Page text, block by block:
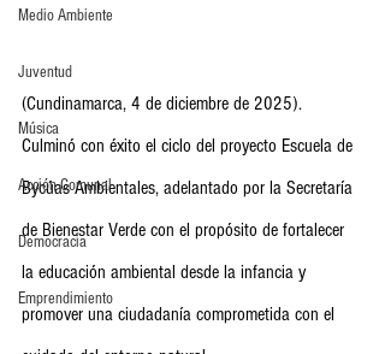
Medio Ambiente
Juventud
Música
Acción Comunal
Democracia
Emprendimiento
(Cundinamarca, 4 de diciembre de 2025).
Culminó con éxito el ciclo del proyecto Escuela de
Bycúas Ambientales, adelantado por la Secretaría
de Bienestar Verde con el propósito de fortalecer
la educación ambiental desde la infancia y
promover una ciudadanía comprometida con el